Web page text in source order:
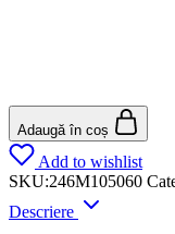
Adaugă în coș
Add to wishlist
SKU:246M105060
Descriere